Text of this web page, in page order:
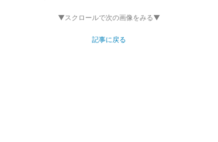
▼スクロールで次の画像をみる▼
記事に戻る